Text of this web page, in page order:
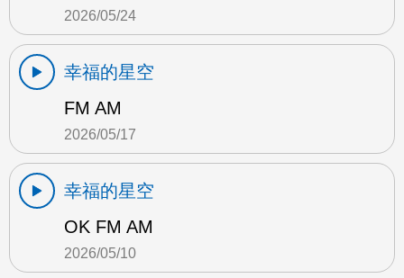
2026/05/24
幸福的星空
FM AM
2026/05/17
幸福的星空
OK FM AM
2026/05/10